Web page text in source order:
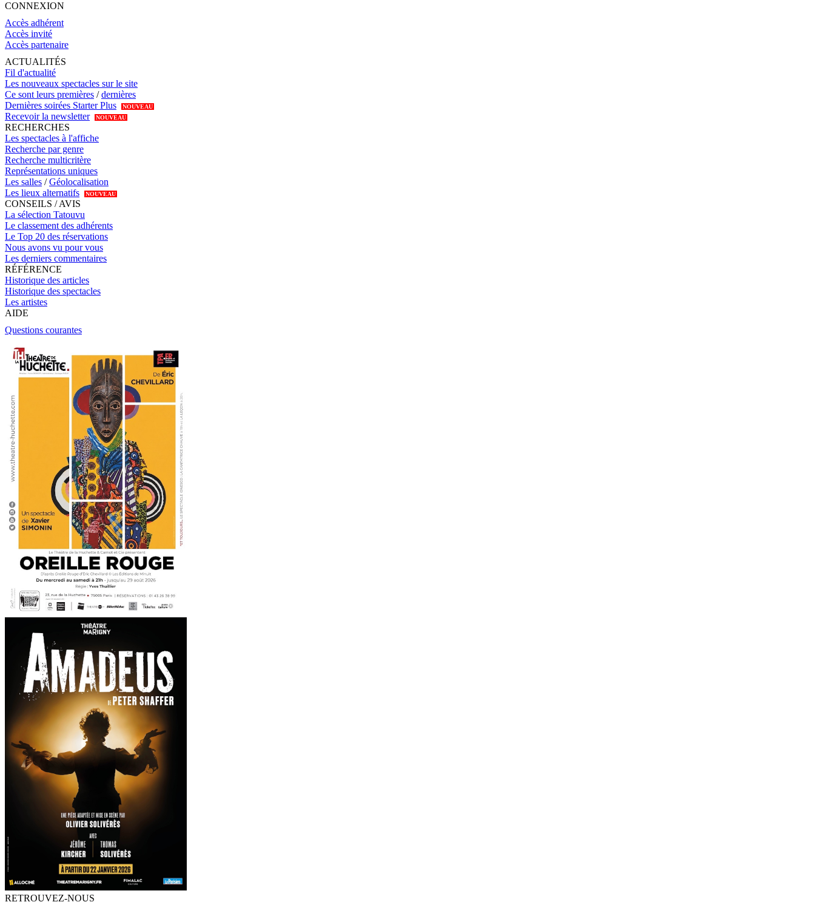
CONNEXION
Accès adhérent
Accès invité
Accès partenaire
ACTUALITÉS
Fil d'actualité
Les nouveaux spectacles sur le site
Ce sont leurs premières /dernières
Dernières soirées Starter Plus
NOUVEAU
Recevoir la newsletter NOUVEAU
RECHERCHES
Les spectacles à l'affiche
Recherche par genre
Recherche multicritère
Représentations uniques
Les salles /Géolocalisation
Les lieux alternatifs
NOUVEAU
CONSEILS / AVIS
La sélection Tatouvu
Le classement des adhérents
Le Top 20 des réservations
Nous avons vu pour vous
Les derniers commentaires
RÉFÉRENCE
Historique des articles
Historique des spectacles
Les artistes
AIDE
Questions courantes
RETROUVEZ-NOUS